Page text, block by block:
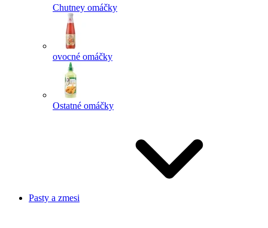
Chutney omáčky
ovocné omáčky
Ostatné omáčky
Pasty a zmesi